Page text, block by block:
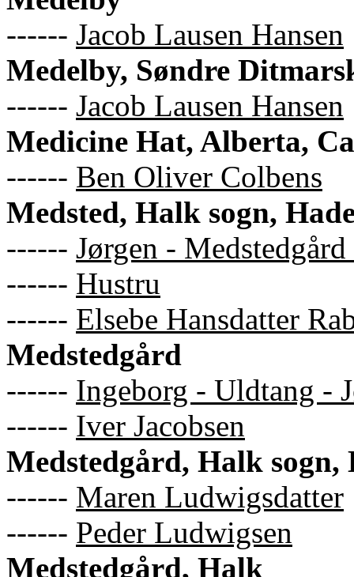
------ Jacob Lausen Hansen
Medelby, Søndre
------ Jacob Lausen Hansen
Medicine Hat, Alberta,
------ Ben Oliver Colbens
Medsted, Halk sogn,
------ Jørgen -
------ Hustru
------ Elsebe Hansdatter
Medstedgård
------ Ingeborg - Uldtang -
------ Iver Jacobsen
Medstedgård, Halk sogn,
------ Maren Ludwigsdatter
------ Peder Ludwigsen
Medstedgård, Halk